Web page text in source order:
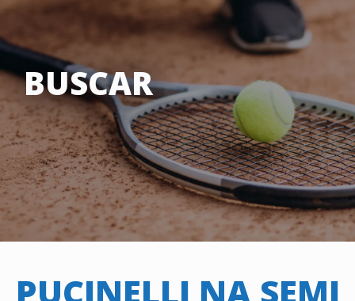
BUSCAR
PUCINELLI NA SEMI